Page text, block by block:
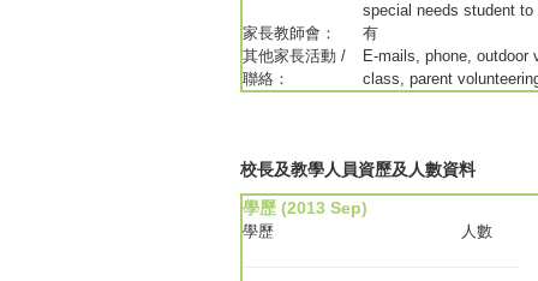
special needs student
家長教師會：
有
其他家長活動 /
聯絡：
E-mails, phone,
class, parent
校長及教學人員資歷及人數資料
學歷 (2013 Sep)
學歷 人數